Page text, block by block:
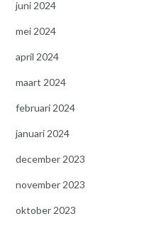
juni 2024
mei 2024
april 2024
maart 2024
februari 2024
januari 2024
december 2023
november 2023
oktober 2023